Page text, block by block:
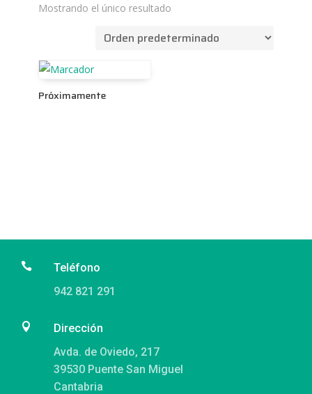
Mostrando el único resultado
Próximamente

Teléfono
942 821 291

Dirección
Avda. de Oviedo, 217
39530 Puente San Miguel
Cantabria